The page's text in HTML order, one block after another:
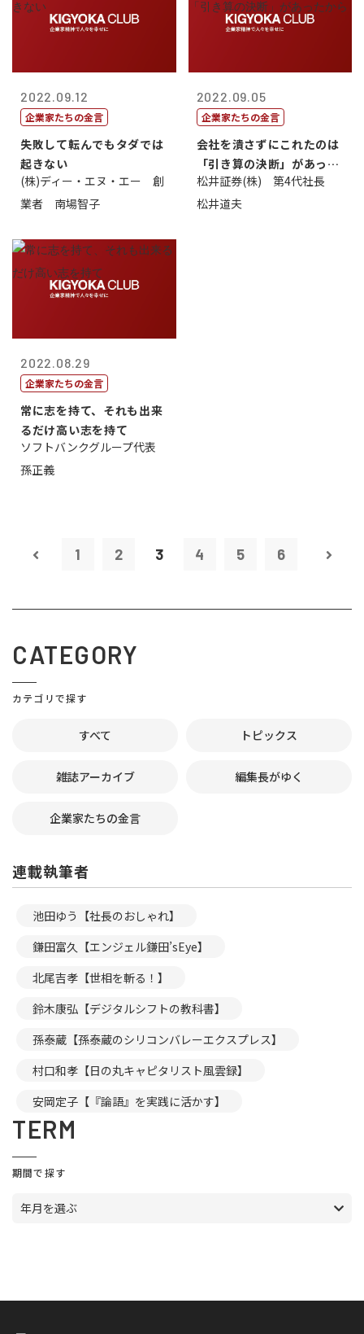
2022.09.12
企業家たちの金言
失敗して転んでもタダでは
起きない
(株)ディー・エヌ・エー 創
業者 南場智子
2022.09.05
企業家たちの金言
会社を潰さずにこれたのは
「引き算の決断」があった
から
松井証券(株) 第4代社長
松井道夫
2022.08.29
企業家たちの金言
常に志を持て、それも出来
るだけ高い志を持て
ソフトバンクグループ代表
孫正義
1 2 3 4 5 6
CATEGORY
カテゴリで探す
すべて トピックス
雑誌アーカイブ 編集長がゆく
企業家たちの金言
連載執筆者
池田ゆう【社長のおしゃれ】
鎌田富久【エンジェル鎌田’sEye】
北尾吉孝【世相を斬る！】
鈴木康弘【デジタルシフトの教科書】
孫泰蔵【孫泰蔵のシリコンバレーエクスプレス】
村口和孝【日の丸キャピタリスト風雲録】
安岡定子【『論語』を実践に活かす】
TERM
期間で探す
年月を選ぶ